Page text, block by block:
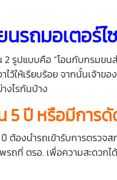
นรถมอเตอร์ไ
รูปแบบคือ “โอนกับกรมขน
ว้ให้เรียบร้อย จากนั้นเจ้า
งไรกันบ้าง
5ปี หรือมีการ
ต้องนำรถเข้ารับการตรวจ
ถที่ ตรอ. เพื่อความสะดว